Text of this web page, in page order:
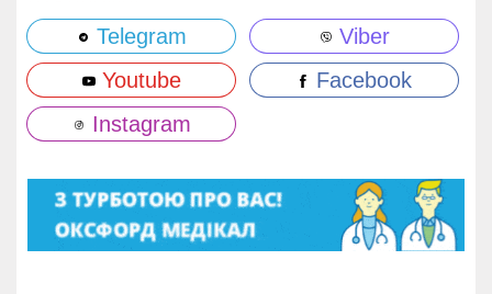
Telegram
Viber
Youtube
Facebook
Instagram